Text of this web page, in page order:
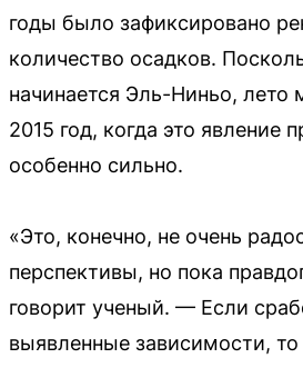
годы было зафиксировано
количество осадков.
начинается Эль-Ниньо, лето
2015 год, когда это явление
особенно сильно.
«Это, конечно, не очень
перспективы, но пока
говорит ученый. — Если
выявленные зависимости, то